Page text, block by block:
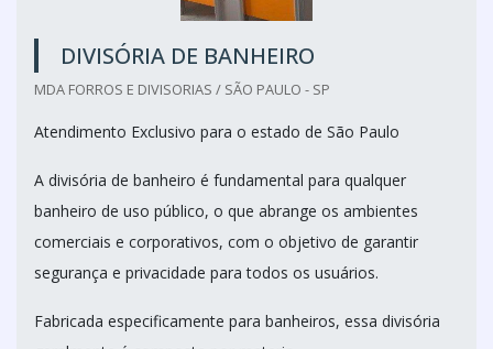
DIVISÓRIA DE BANHEIRO
MDA FORROS E DIVISORIAS / SÃO PAULO - SP
Atendimento Exclusivo para o estado de São Paulo
A divisória de banheiro é fundamental para qualquer
banheiro de uso público, o que abrange os ambientes
comerciais e corporativos, com o objetivo de garantir
segurança e privacidade para todos os usuários.
Fabricada especificamente para banheiros, essa divisória